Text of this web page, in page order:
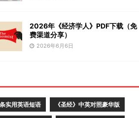
2026年《经济学人》PDF下载（免
费渠道分享）
2026年6月6日
实用英语短语 《圣经》中英对照豪华版